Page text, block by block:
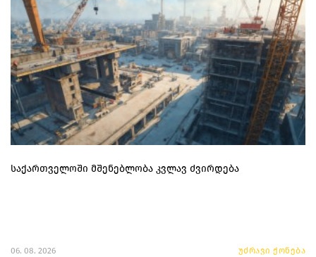
საქართველოში მშენებლობა კვლავ ძვირდება
06. 08. 2026 უძრავი ქონება